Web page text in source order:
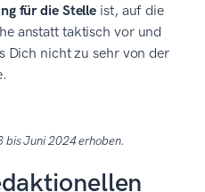
für die Stelle ist, auf die
anstatt taktisch vor und
Dich nicht zu sehr von der
bis Juni 2024 erhoben.